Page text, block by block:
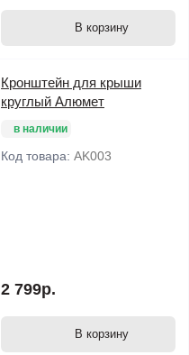
В корзину
Кронштейн для крыши
круглый Алюмет
в наличии
Код товара: AK003
2 799р.
В корзину